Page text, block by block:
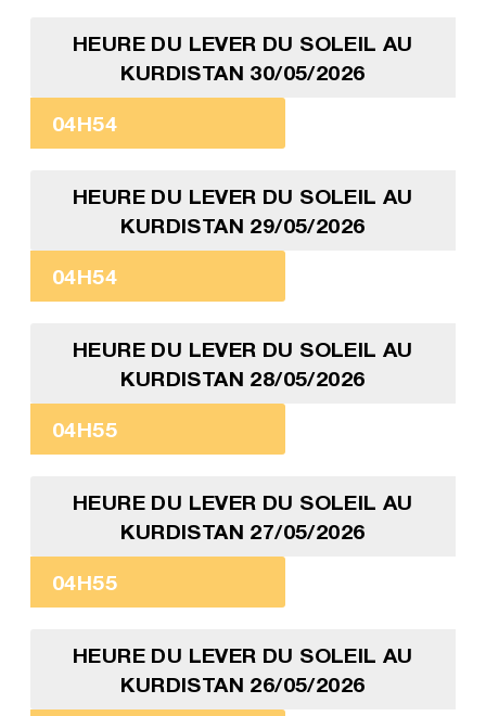
HEURE DU LEVER DU SOLEIL AU
KURDISTAN 30/05/2026
04H54
HEURE DU LEVER DU SOLEIL AU
KURDISTAN 29/05/2026
04H54
HEURE DU LEVER DU SOLEIL AU
KURDISTAN 28/05/2026
04H55
HEURE DU LEVER DU SOLEIL AU
KURDISTAN 27/05/2026
04H55
HEURE DU LEVER DU SOLEIL AU
KURDISTAN 26/05/2026